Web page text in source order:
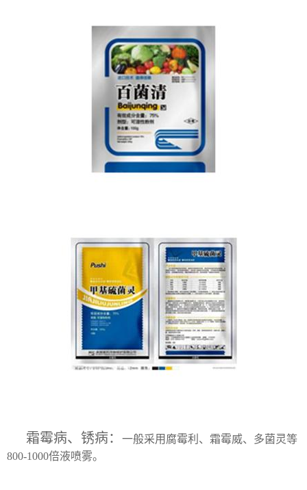
霜霉病、锈病：
一般采用腐霉利、霜霉威、多菌灵等
800-1000倍液喷雾。